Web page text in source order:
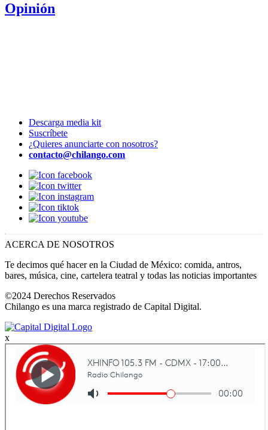
Opinión
Descarga media kit
Suscríbete
¿Quieres anunciarte con nosotros?
contacto@chilango.com
ACERCA DE NOSOTROS
Te decimos qué hacer en la Ciudad de México: comida, antros,
bares, música, cine, cartelera teatral y todas las noticias importantes
©2024 Derechos Reservados
Chilango es una marca registrado de Capital Digital.
x